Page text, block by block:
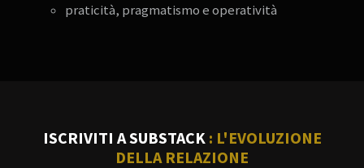
praticità, pragmatismo e operatività
ISCRIVITI A SUBSTACK : L'EVOLUZIONE
DELLA RELAZIONE